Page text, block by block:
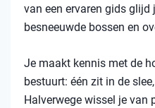
van een ervaren gids glijd
besneeuwde bossen en
Je maakt kennis met de
bestuurt: één zit in de
Halverwege wissel je van